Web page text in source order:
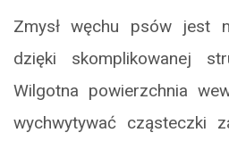
Zmysł węchu psów jest
dzięki skomplikowanej
Wilgotna powierzchnia
wychwytywać cząsteczki